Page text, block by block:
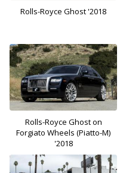
Rolls-Royce Ghost '2018
Rolls-Royce Ghost on
Forgiato Wheels (Piatto-M)
'2018